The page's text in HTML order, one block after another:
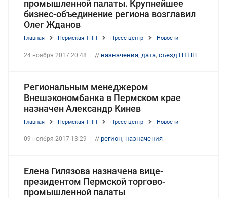
промышленной палаты. Крупнейшее
бизнес-объединение региона возглавил
Олег Жданов
Главная Пермская ТПП Пресс-центр Новости
24 ноября 2017 20:48 // назначения, дата, съезд ПТПП
Региональным менеджером
Внешэкономбанка в Пермском крае
назначен Александр Кинев
Главная Пермская ТПП Пресс-центр Новости
09 ноября 2017 13:29 // регион, назначения
Елена Гилязова назначена вице-
президентом Пермской торгово-
промышленной палаты